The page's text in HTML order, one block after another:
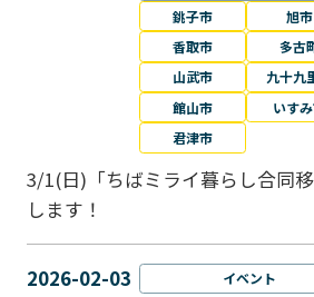
銚子市
旭市
香取市
多古
山武市
九十九
館山市
いす
君津市
3/1(日)「ちばミライ暮らし合同
します！
2026-02-03 イベント